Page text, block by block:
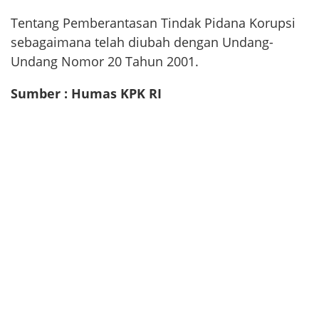
Tentang Pemberantasan Tindak Pidana Korupsi
sebagaimana telah diubah dengan Undang-
Undang Nomor 20 Tahun 2001.
Sumber : Humas KPK RI